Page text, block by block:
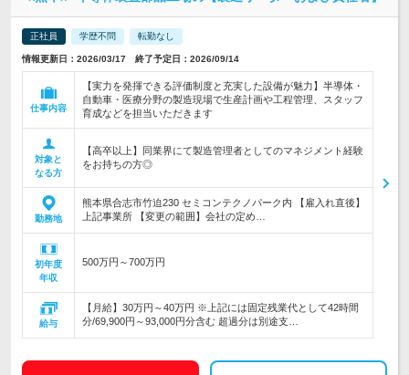
正社員 学歴不問 転勤なし
情報更新日：2026/03/17 終了予定日：2026/09/14
仕事内容
【実力を発揮できる評価制度と充実した設備が魅力】半導体・
自動車・医療分野の製造現場で生産計画や工程管理、スタッフ
育成などを担当いただきます
対象と
なる方
【高卒以上】同業界にて製造管理者としてのマネジメント経験
をお持ちの方◎
勤務地
熊本県合志市竹迫230 セミコンテクノパーク内 【雇入れ直後】
上記事業所 【変更の範囲】会社の定め…
初年度
年収
500万円～700万円
給与
【月給】30万円～40万円 ※上記には固定残業代として42時間
分/69,900円～93,000円分含む 超過分は別途支…